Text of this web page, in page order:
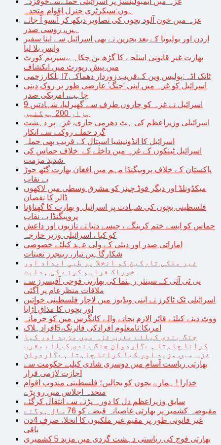
ہوں:سیکرٹری جنرل اقوام متحدہ
غزہ میں خون آلود بچوں کی تصاویر دیکھ کر آنسو آ جاتے
ہیں، روسی صدر
اردن اور بولیویا کے بعد بحرین نے بھی اسرائیل سے اپنا سفیر
واپس بلا لیا
بھارت غیر قانونی اسلحے کا گڑھ بن چکاہے،سپریم کورٹ
میں پیش رپورٹ میں انکشاف
ٹانک اڈہ:پولیس وین کےقریب زوردار دھماکہ,7اہلکارزخمی
اسرائیل کو غزہ میں اپنی ‘جنگ’ عارضی طور پر روک دینی
چاہیے، امریکی صدر
اسرائیل نے غزہ کو چاروں طرف سے گھیرلیا، شہادتیں 9
ہزار 200 ہوگئیں
اسرائیلی وزیراعظم کی ہٹ دھرمی جاری، غزہ پر دہشت
گرد حملے روکنے سے انکار
اسرائیل کا انڈونیشیا اسپتال کے قریب بھی حملہ
اسرائیل ٹینکوں کے غزہ میں داخلے کے خلاف حماس کی
پاکستان کے خلاف پروپیگنڈا مہم میں افغان بھارت گٹھ جوڑ
بے نقاب
میکڈونلڈ اور دیگر فوڈ چینز کو مشرق وسطی میں لاکھوں
ڈالر کا نقصان
فلسطینی بچوں کی شہادت پر اسرائیل و بھارت کا گھناؤنا
پروپیگنڈا بے نقاب
حماس کو ایسے ختم کرینگے ، جیسے دنیا نے نازیوں اور داعش
کو کیا ، اسرائیلی وزیر خارجہ
اماراتی صدر اور دبئی کے ولی عہد کیلئے خصوصی
شکارگاہیں تیار، رینجرز تعینات
غیر ملکی تارکین کو انخلا پر طبی امداد اور
خوراک فراہم کرنے کی ہدایت
پی ٹی آئی کے سینئر رہنما کی بھارتی فوجی آفیسرز سے
ملاقات منظرعام پر آگئی
اسرائیلی ٹک ٹاکرز نے اپنی ویڈیوز میں لاچار فلسطینی خواتین
اور بچوں کا مذاق اُڑایا
ووٹ دینے کیلئے فائر الارم بجانے والے کانگرس مین کو جرمانہ
امریکا:نامعلوم افرادکی فائرنگ،5افرادہلاک
جنگ بندی کیلئے مغرب غزہ میں مزید اور کیا
کرانا چاہتا ہے؟اردوان جنگ بندی کیلئے مغرب
غزہ میں مزید اور کیا کرانا چاہتا ہے؟اردوان
بھارتی ریاست آسام میں دوسری شادی کیلیے حکومت سے
اجازت لازمی قرار
خدارا ! ہمارے بچوں کو بچالیں؛ فلسطینی مندوب اقوام
متحدہ اجلاس میں رو پڑے
سابق وزیراعظم دل کا دورہ پڑنے سے انتقال کرگئے
مقبوضہ کشمیر پر بھارتی غاصبانہ قبضے کو 76 سال ہوگئے
غیر قانونی طور پر مقیم غیر ملکیوں کا انخلا، صرف 4دن
باقی
بھارتی فوج کی ریاستی دہشت گردی میں مزید 5 کشمیری